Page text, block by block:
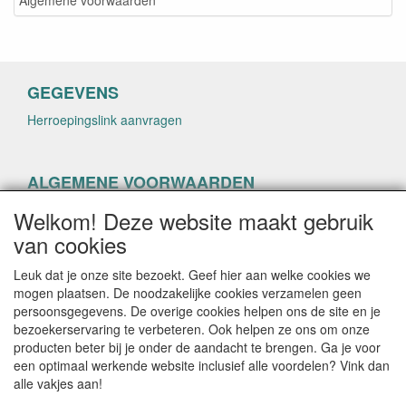
GEGEVENS
Herroepingslink aanvragen
ALGEMENE VOORWAARDEN
Herroepingslink aanvragen
CONTACTGEGEVENS
helenacosmetica.nl
Welkom! Deze website maakt gebruik
van cookies
Leuk dat je onze site bezoekt. Geef hier aan welke cookies we
mogen plaatsen. De noodzakelijke cookies verzamelen geen
persoonsgegevens. De overige cookies helpen ons de site en je
bezoekerservaring te verbeteren. Ook helpen ze ons om onze
producten beter bij je onder de aandacht te brengen. Ga je voor
een optimaal werkende website inclusief alle voordelen? Vink dan
alle vakjes aan!